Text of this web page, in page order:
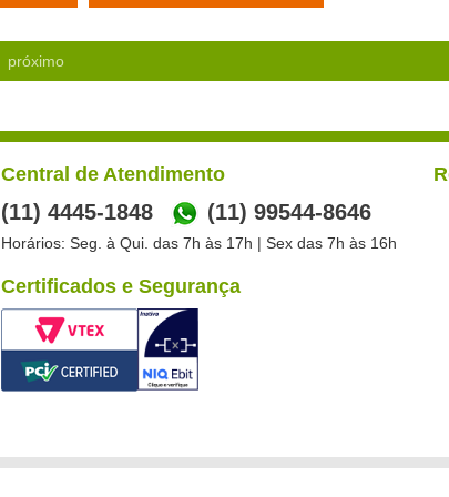
próximo
Central de Atendimento
(11) 4445-1848 (11) 99544-8646
Horários: Seg. à Qui. das 7h às 17h | Sex das 7h às 16h
Certificados e Segurança